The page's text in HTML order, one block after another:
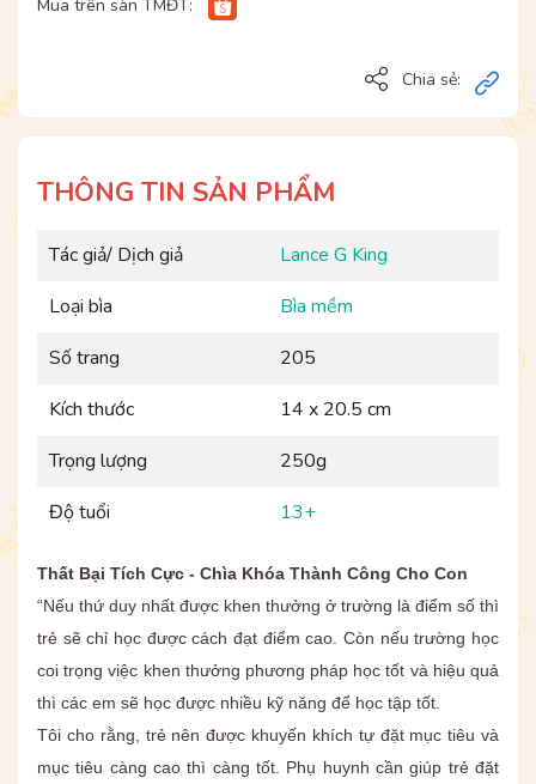
Mua trên sàn TMĐT:
Chia sẻ:
THÔNG TIN SẢN PHẨM
Tác giả/ Dịch giả
Lance G King
Loại bìa
Bìa mềm
Số trang
205
Kích thước
14 x 20.5 cm
Trọng lượng
250g
Độ tuổi
13+
Thất Bại Tích Cực - Chìa Khóa Thành Công Cho Con
“Nếu thứ duy nhất được khen thưởng ở trường là điểm số thì
trẻ sẽ chỉ học được cách đạt điểm cao. Còn nếu trường học
coi trọng việc khen thưởng phương pháp học tốt và hiệu quả
thì các em sẽ học được nhiều kỹ năng để học tập tốt.
Tôi cho rằng, trẻ nên được khuyến khích tự đặt mục tiêu và
mục tiêu càng cao thì càng tốt. Phụ huynh cần giúp trẻ đặt